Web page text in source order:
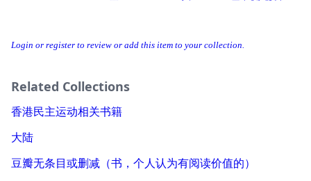
Login or register to review or add this item to your collection.
Related Collections
香港民主运动相关书籍
大陆
豆瓣无条目或删减（书，个人认为有阅读价值的）